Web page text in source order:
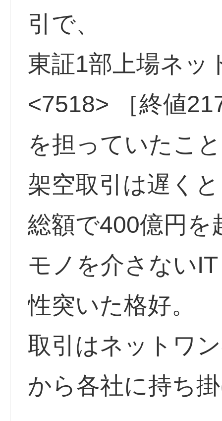
引で、
東証1部上場ネ
<7518> ［終値
を担っていたこ
架空取引は遅く
総額で400億円を
モノを介さない
性突いた格好。
取引はネットワ
から各社に持ち